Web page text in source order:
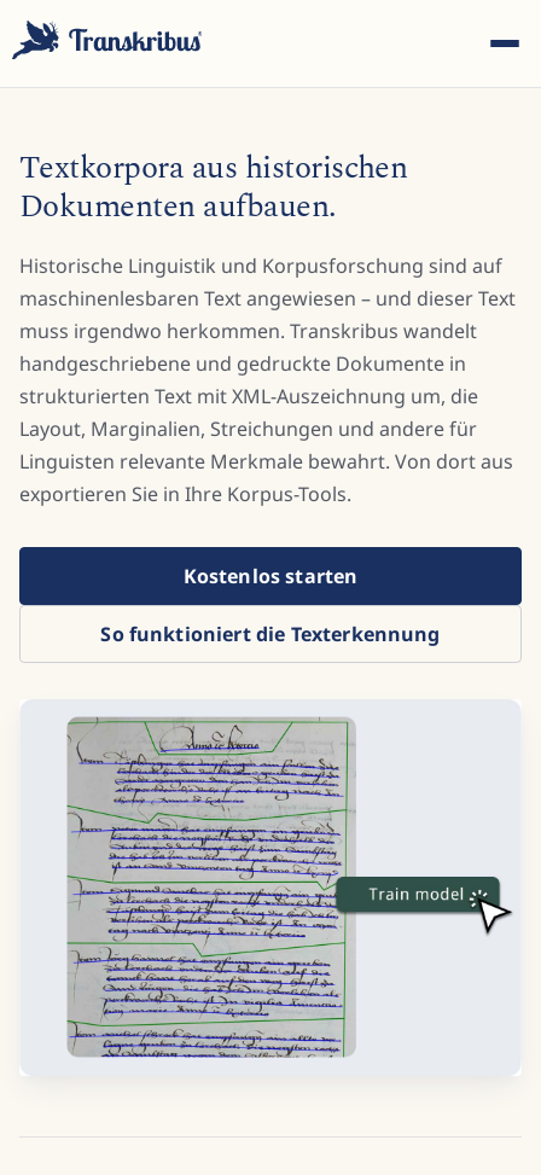
ESC
Tippen Sie, um in Modellen, Sites und Blog-Beiträgen zu
suchen...
Textkorpora aus historischen
Dokumenten aufbauen.
Historische Linguistik und Korpusforschung sind auf
maschinenlesbaren Text angewiesen – und dieser Text
muss irgendwo herkommen. Transkribus wandelt
handgeschriebene und gedruckte Dokumente in
strukturierten Text mit XML-Auszeichnung um, die
Layout, Marginalien, Streichungen und andere für
Linguisten relevante Merkmale bewahrt. Von dort aus
exportieren Sie in Ihre Korpus-Tools.
Kostenlos starten
So funktioniert die Texterkennung